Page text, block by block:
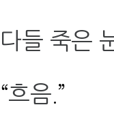
다들 죽은
“흐음 .”